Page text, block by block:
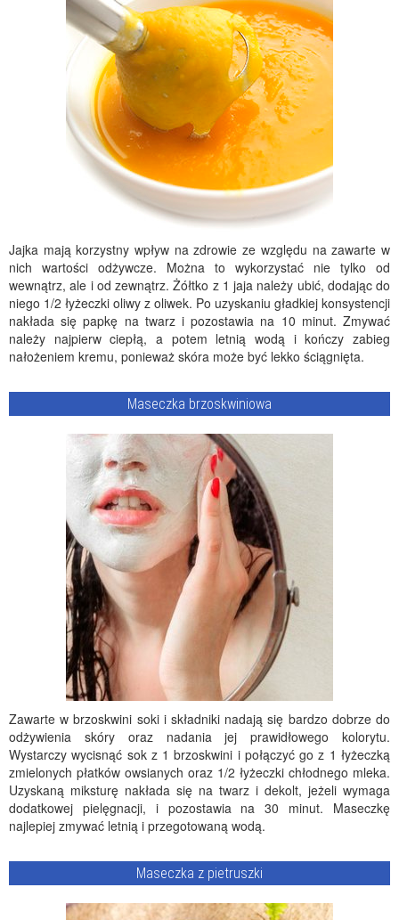
Jajka mają korzystny wpływ na zdrowie ze względu na zawarte w
nich wartości odżywcze. Można to wykorzystać nie tylko od
wewnątrz, ale i od zewnątrz. Żółtko z 1 jaja należy ubić, dodając do
niego 1/2 łyżeczki oliwy z oliwek. Po uzyskaniu gładkiej konsystencji
nakłada się papkę na twarz i pozostawia na 10 minut. Zmywać
należy najpierw ciepłą, a potem letnią wodą i kończy zabieg
nałożeniem kremu, ponieważ skóra może być lekko ściągnięta.
Maseczka brzoskwiniowa
Zawarte w brzoskwini soki i składniki nadają się bardzo dobrze do
odżywienia skóry oraz nadania jej prawidłowego kolorytu.
Wystarczy wycisnąć sok z 1 brzoskwini i połączyć go z 1 łyżeczką
zmielonych płatków owsianych oraz 1/2 łyżeczki chłodnego mleka.
Uzyskaną miksturę nakłada się na twarz i dekolt, jeżeli wymaga
dodatkowej pielęgnacji, i pozostawia na 30 minut. Maseczkę
najlepiej zmywać letnią i przegotowaną wodą.
Maseczka z pietruszki